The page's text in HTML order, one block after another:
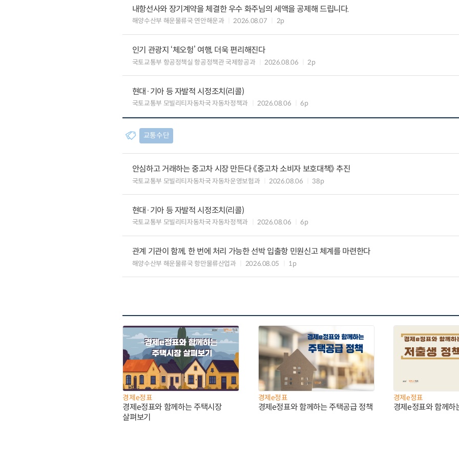
내항선사와 장기계약을 체결한 우수 화주님의 세액을 공제해 드립니다.
해양수산부 해운물류국 연안해운과 2026.08.07 2p
인기 관광지 ‘체오헝’ 여행, 더욱 편리해진다
국토교통부 항공정책실 항공정책관 국제항공과 2026.08.06 2p
현대·기아 등 자발적 시정조치(리콜)
국토교통부 모빌리티자동차국 자동차정책과 2026.08.06 6p
교통수단
안심하고 거래하는 중고차 시장 만든다 《중고차 소비자 보호대책》 추진
국토교통부 모빌리티자동차국 자동차운영보험과 2026.08.06 38p
현대·기아 등 자발적 시정조치(리콜)
국토교통부 모빌리티자동차국 자동차정책과 2026.08.06 6p
관계 기관이 함께, 한 번에 처리 가능한 선박 입출항 민원신고 체계를 마련한다
해양수산부 해운물류국 항만물류산업과 2026.08.05 1p
경제e정표
경제e정표와 함께하는 주택시장
살펴보기
경제e정표
경제e정표와 함께하는 주택공급 정책
경제e정표
경제e정표와 함께하